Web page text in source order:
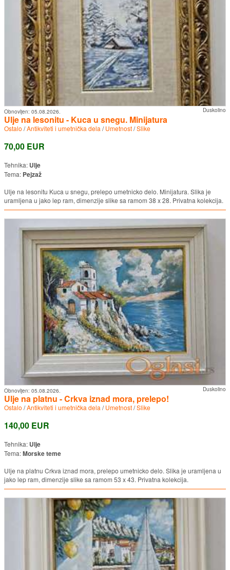
Duskolino
Obnovljen: 05.08.2026.
Ulje na lesonitu - Kuca u snegu. Minijatura
Ostalo /Antikviteti i umetnička dela /Umetnost/Slike
70,00 EUR
Tehnika: Ulje
Tema: Pejzaž
Ulje na lesonitu Kuca u snegu, prelepo umetnicko delo. Minijatura. Slika je
uramljena u jako lep ram, dimenzije slike sa ramom 38 x 28. Privatna kolekcija.
Duskolino
Obnovljen: 05.08.2026.
Ulje na platnu - Crkva iznad mora, prelepo!
Ostalo /Antikviteti i umetnička dela /Umetnost/Slike
140,00 EUR
Tehnika: Ulje
Tema:Morske teme
Ulje na platnu Crkva iznad mora, prelepo umetnicko delo. Slika je uramljena u
jako lep ram, dimenzije slike sa ramom 53 x 43. Privatna kolekcija.